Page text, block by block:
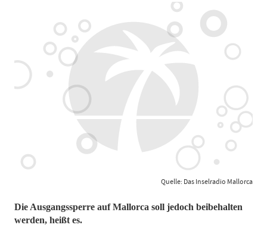
Quelle: Das Inselradio Mallorca
Die Ausgangssperre auf Mallorca soll jedoch beibehalten
werden, heißt es.